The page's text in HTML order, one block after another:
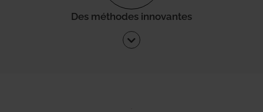
Des méthodes innovantes